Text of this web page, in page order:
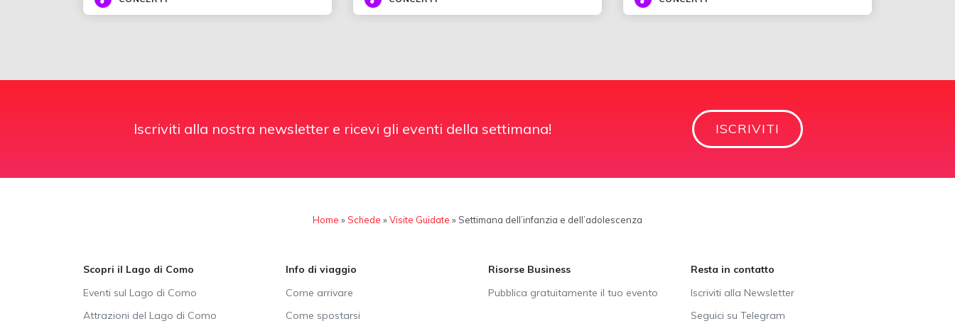
Iscriviti alla nostra newsletter e ricevi gli eventi della settimana! ISCRIVITI
Home »Schede »Visite Guidate » Settimana dell’infanzia e dell’adolescenza
Scopri il Lago di Como
Eventi sul Lago di Como
Attrazioni del Lago di Como
Info di viaggio
Come arrivare
Come spostarsi
Risorse Business
Pubblica gratuitamente il tuo evento
Resta in contatto
Iscriviti alla Newsletter
Seguici su Telegram